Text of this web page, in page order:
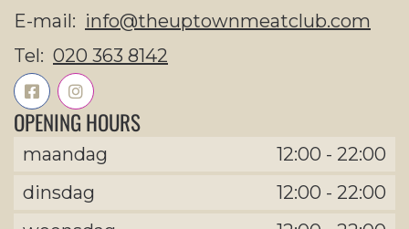
E-mail: info@theuptownmeatclub.com
Tel: 020 363 8142
OPENING HOURS
maandag 12:00 - 22:00
dinsdag
12:00 - 22:00